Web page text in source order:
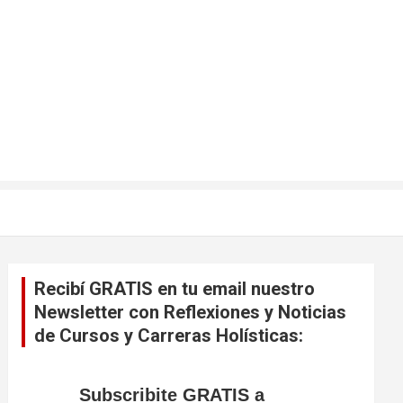
Recibí GRATIS en tu email nuestro
Newsletter con Reflexiones y Noticias
de Cursos y Carreras Holísticas:
Subscribite GRATIS a